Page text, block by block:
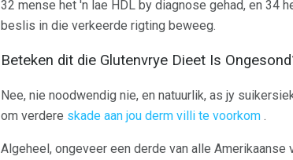
32 mense het 'n lae HDL by diagnose gehad, en 34
beslis in die verkeerde rigting beweeg.
Beteken dit die Glutenvrye Dieet Is
Nee, nie noodwendig nie, en natuurlik, as jy
om verdere skade aan jou derm villi te voorkom .
Algeheel, ongeveer een derde van alle